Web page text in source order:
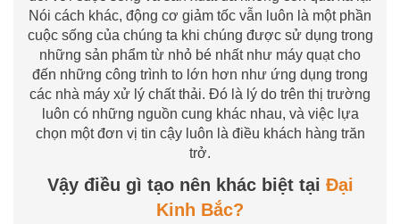
Nói cách khác, động cơ giảm tốc vẫn luôn là một phần
cuộc sống của chúng ta khi chúng được sử dụng trong
những sản phẩm từ nhỏ bé nhất như máy quạt cho
đến những công trình to lớn hơn như ứng dụng trong
các nhà máy xử lý chất thải. Đó là lý do trên thị trường
luôn có những nguồn cung khác nhau, và việc lựa
chọn một đơn vị tin cậy luôn là điều khách hàng trăn
trở.
Vậy điều gì tạo nên khác biệt tại Đại
Kinh Bắc?